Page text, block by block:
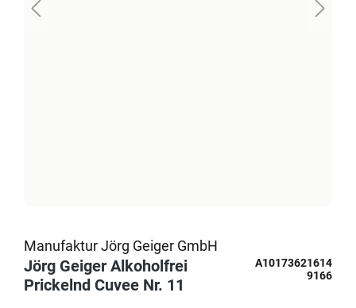
Manufaktur Jörg Geiger GmbH
Jörg Geiger Alkoholfrei
Prickelnd Cuvee Nr. 11
A10173621614
9166